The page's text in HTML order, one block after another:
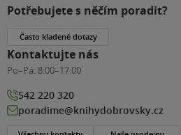
Potřebujete s něčím poradit?
Často kladené dotazy
Kontaktujte nás
Po–Pá: 8:00–17:00
542 220 320
poradime@knihydobrovsky.cz